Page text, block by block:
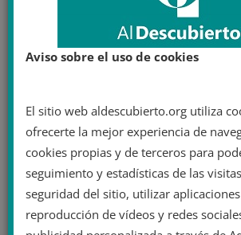
Correo electrónico*
Web
Aviso sobre el uso de cookies
El sitio web aldescubierto.org utiliza
ofrecerte la mejor experiencia de
cookies propias y de terceros para
seguimiento y estadísticas de las
seguridad del sitio, utilizar
reproducción de vídeos y redes